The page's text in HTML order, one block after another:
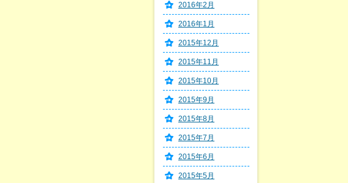
2016年2月
2016年1月
2015年12月
2015年11月
2015年10月
2015年9月
2015年8月
2015年7月
2015年6月
2015年5月